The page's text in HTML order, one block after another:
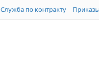
Служба по контракту